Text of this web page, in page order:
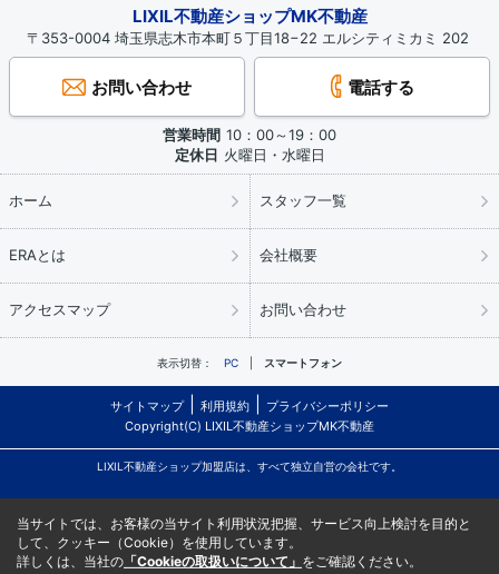
LIXIL不動産ショップMK不動産
〒353-0004 埼玉県志木市本町５丁目18−22 エルシティミカミ 202
お問い合わせ 電話する
営業時間 10：00～19：00
定休日 火曜日・水曜日
ホーム スタッフ一覧
ERAとは 会社概要
アクセスマップ お問い合わせ
表示切替： PC スマートフォン
サイトマップ 利用規約
プライバシーポリシー
Copyright(C) LIXIL不動産ショップMK不動産
LIXIL不動産ショップ加盟店は、すべて独立自営の会社です。
当サイトでは、お客様の当サイト利用状況把握、サービス向上検討を目的と
して、クッキー（Cookie）を使用しています。
詳しくは、当社の 「Cookieの取扱いについて」 をご確認ください。